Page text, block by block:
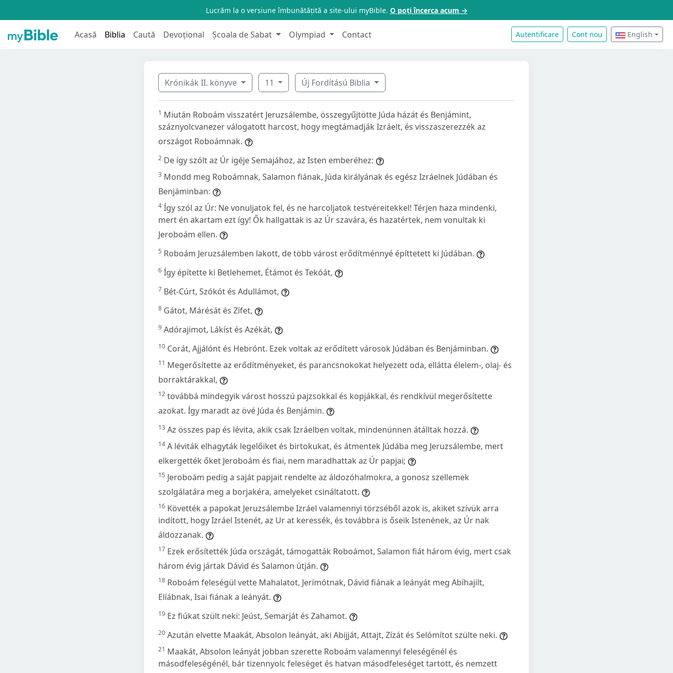
Lucrăm la o versiune îmbunătățită a site-ului myBible. O poți încerca acum →
Acasă Biblia Caută Devoțional Școala de Sabat Olympiad Contact Autentificare Cont nou English
Krónikák II. könyve 11 Új Fordítású Biblia
1 Miután Roboám visszatért Jeruzsálembe, összegyűjtötte Júda házát és Benjámint,
száznyolcvanezer válogatott harcost, hogy megtámadják Izráelt, és visszaszerezzék az
országot Roboámnak.
2 De így szólt az Úr igéje Semajához, az Isten emberéhez:
3 Mondd meg Roboámnak, Salamon fiának, Júda királyának és egész Izráelnek Júdában és
Benjáminban:
4 Így szól az Úr: Ne vonuljatok fel, és ne harcoljatok testvéreitekkel! Térjen haza mindenki,
mert én akartam ezt így! Ők hallgattak is az Úr szavára, és hazatértek, nem vonultak ki
Jeroboám ellen.
5 Roboám Jeruzsálemben lakott, de több várost erődítménnyé építtetett ki Júdában.
6 Így építette ki Betlehemet, Étámot és Tekóát,
7 Bét-Cúrt, Szókót és Adullámot,
8 Gátot, Márésát és Zífet,
9 Adórajimot, Lákíst és Azékát,
10 Corát, Ajjálónt és Hebrónt. Ezek voltak az erődített városok Júdában és Benjáminban.
11 Megerősítette az erődítményeket, és parancsnokokat helyezett oda, ellátta élelem-, olaj- és
borraktárakkal,
12 továbbá mindegyik várost hosszú pajzsokkal és kopjákkal, és rendkívül megerősítette
azokat. Így maradt az övé Júda és Benjámin.
13 Az összes pap és lévita, akik csak Izráelben voltak, mindenünnen átálltak hozzá.
14 A léviták elhagyták legelőiket és birtokukat, és átmentek Júdába meg Jeruzsálembe, mert
elkergették őket Jeroboám és fiai, nem maradhattak az Úr papjai;
15 Jeroboám pedig a saját papjait rendelte az áldozóhalmokra, a gonosz szellemek
szolgálatára meg a borjakéra, amelyeket csináltatott.
16 Követték a papokat Jeruzsálembe Izráel valamennyi törzséből azok is, akiket szívük arra
indított, hogy Izráel Istenét, az Ur at keressék, és továbbra is őseik Istenének, az Úr nak
áldozzanak.
17 Ezek erősítették Júda országát, támogatták Roboámot, Salamon fiát három évig, mert csak
három évig jártak Dávid és Salamon útján.
18 Roboám feleségül vette Mahalatot, Jerímótnak, Dávid fiának a leányát meg Abíhajilt,
Elíábnak, Isai fiának a leányát.
19 Ez fiúkat szült neki: Jeúst, Semarját és Zahamot.
20 Azután elvette Maakát, Absolon leányát, aki Abijját, Attajt, Zízát és Selómítot szülte neki.
21 Maakát, Absolon leányát jobban szerette Roboám valamennyi feleségénél és
másodfeleségénél, bár tizennyolc feleséget és hatvan másodfeleséget tartott, és nemzett